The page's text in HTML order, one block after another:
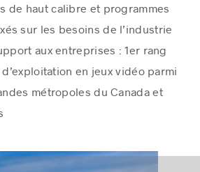
de haut calibre et programmes
sur les besoins de l’industrie
aux entreprises : 1er rang
en jeux vidéo parmi
métropoles du Canada et